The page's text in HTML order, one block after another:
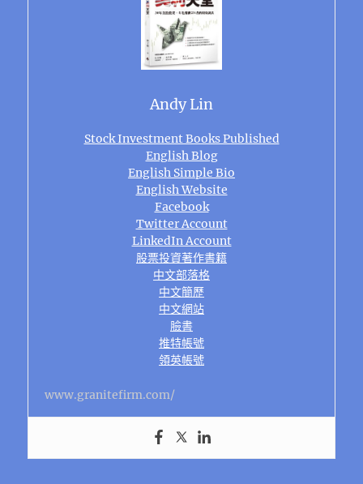
Andy Lin
Stock Investment Books Published
English Blog
English Simple Bio
English Website
Facebook
Twitter Account
LinkedIn Account
股票投資著作書籍
中文部落格
中文簡歷
中文網站
臉書
推特帳號
領英帳號
www.granitefirm.com/